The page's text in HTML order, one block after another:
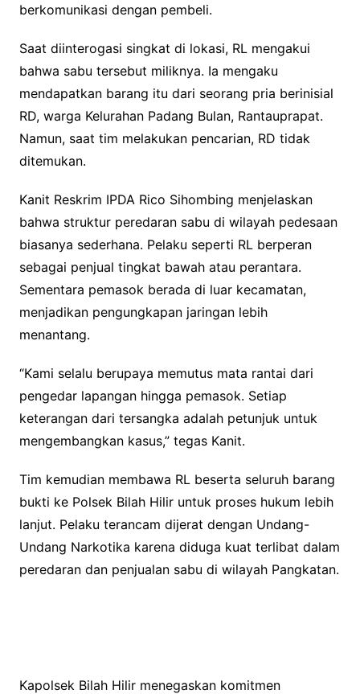
berkomunikasi dengan pembeli.
Saat diinterogasi singkat di lokasi, RL mengakui
bahwa sabu tersebut miliknya. Ia mengaku
mendapatkan barang itu dari seorang pria berinisial
RD, warga Kelurahan Padang Bulan, Rantauprapat.
Namun, saat tim melakukan pencarian, RD tidak
ditemukan.
Kanit Reskrim IPDA Rico Sihombing menjelaskan
bahwa struktur peredaran sabu di wilayah pedesaan
biasanya sederhana. Pelaku seperti RL berperan
sebagai penjual tingkat bawah atau perantara.
Sementara pemasok berada di luar kecamatan,
menjadikan pengungkapan jaringan lebih
menantang.
“Kami selalu berupaya memutus mata rantai dari
pengedar lapangan hingga pemasok. Setiap
keterangan dari tersangka adalah petunjuk untuk
mengembangkan kasus,” tegas Kanit.
Tim kemudian membawa RL beserta seluruh barang
bukti ke Polsek Bilah Hilir untuk proses hukum lebih
lanjut. Pelaku terancam dijerat dengan Undang-
Undang Narkotika karena diduga kuat terlibat dalam
peredaran dan penjualan sabu di wilayah Pangkatan.
Kapolsek Bilah Hilir menegaskan komitmen